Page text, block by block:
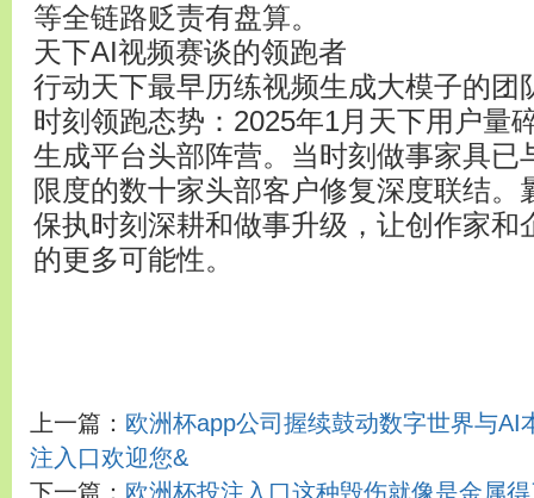
等全链路贬责有盘算。
天下AI视频赛谈的领跑者
行动天下最早历练视频生成大模子的团
时刻领跑态势：2025年1月天下用户量
生成平台头部阵营。当时刻做事家具已
限度的数十家头部客户修复深度联结。
保执时刻深耕和做事升级，让创作家和
的更多可能性。
上一篇： 欧洲杯app公司握续鼓动数字世界与AI
注入口欢迎您&
下一篇： 欧洲杯投注入口这种毁伤就像是金属